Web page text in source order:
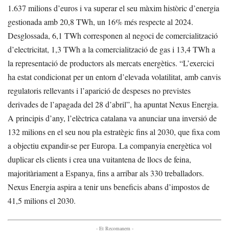
1.637 milions d’euros i va superar el seu màxim històric d’energia
gestionada amb 20,8 TWh, un 16% més respecte al 2024.
Desglossada, 6,1 TWh corresponen al negoci de comercialització
d’electricitat, 1,3 TWh a la comercialització de gas i 13,4 TWh a
la representació de productors als mercats energètics. “L’exercici
ha estat condicionat per un entorn d’elevada volatilitat, amb canvis
regulatoris rellevants i l’aparició de despeses no previstes
derivades de l’apagada del 28 d’abril”, ha apuntat Nexus Energia.
A principis d’any, l’elèctrica catalana va anunciar una inversió de
132 milions en el seu nou pla estratègic fins al 2030, que fixa com
a objectiu expandir-se per Europa. La companyia energètica vol
duplicar els clients i crea una vuitantena de llocs de feina,
majoritàriament a Espanya, fins a arribar als 330 treballadors.
Nexus Energia aspira a tenir uns beneficis abans d’impostos de
41,5 milions el 2030.
- Et Recomanem -